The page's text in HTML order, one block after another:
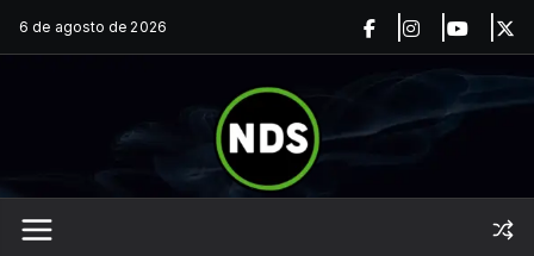
Saltar
al
6 de agosto de 2026